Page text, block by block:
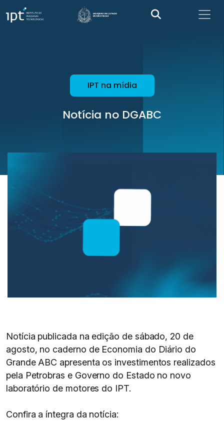
IPT na mídia
Notícia no DGABC
Notícia publicada na edição de sábado, 20 de
agosto, no caderno de Economia do Diário do
Grande ABC apresenta os investimentos realizados
pela Petrobras e Governo do Estado no novo
laboratório de motores do IPT.
Confira a íntegra da notícia: